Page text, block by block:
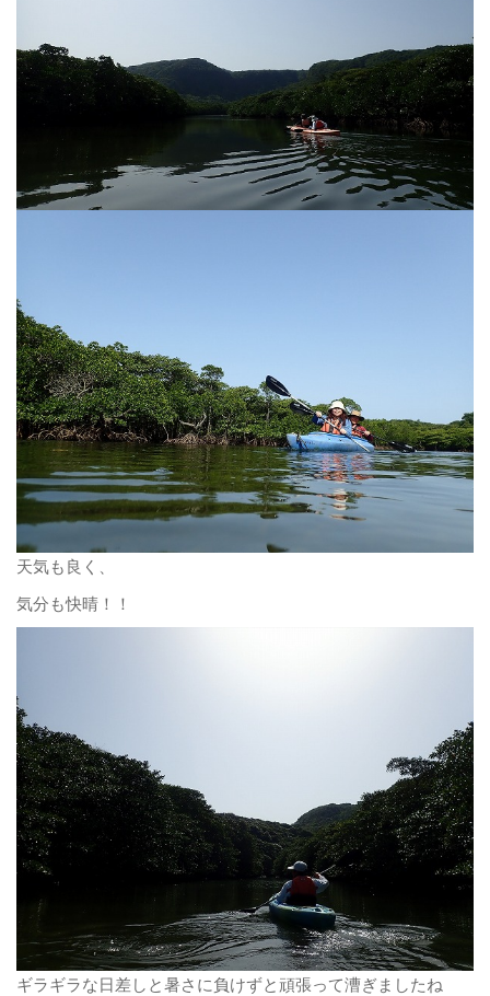
天気も良く、
気分も快晴！！
ギラギラな日差しと暑さに負けずと頑張って漕ぎましたね